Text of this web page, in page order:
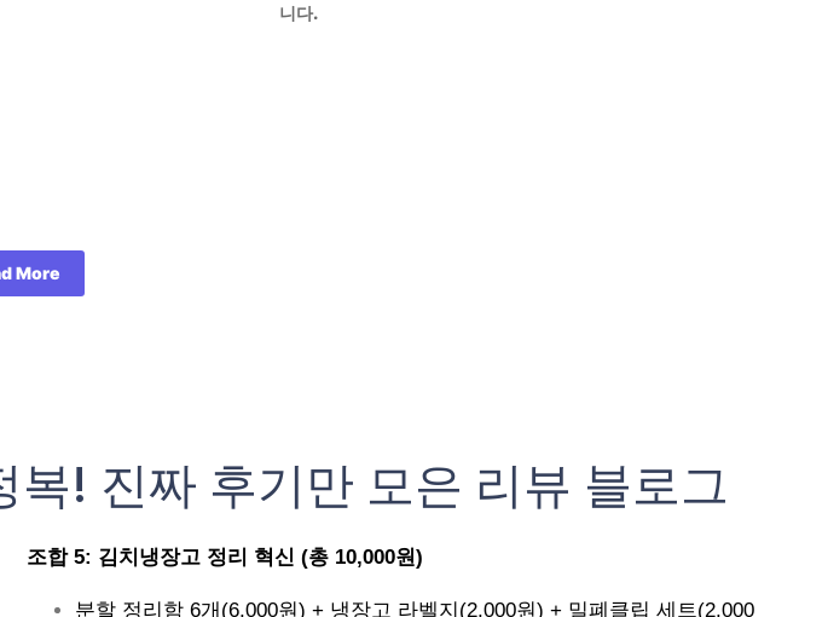
니다.
More
! 진짜 후기만 모은 리뷰 블로그
조합 5: 김치냉장고 정리 혁신 (총 10,000원)
분할 정리함 6개(6,000원) + 냉장고 라벨지(2,000원) + 밀폐클립 세트(2,000